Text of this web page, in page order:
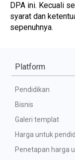
DPA ini. Kecuali
syarat dan
sepenuhnya.
Platform
Pendidikan
Bisnis
Galeri templat
Harga untuk
Penetapan harga